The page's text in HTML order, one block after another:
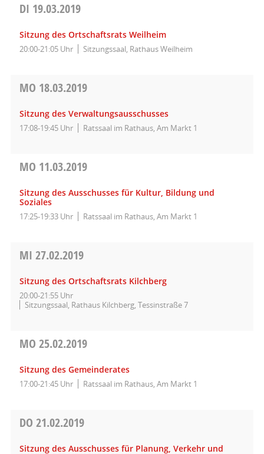
DI 19.03.2019
Sitzung des Ortschaftsrats Weilheim
20:00-21:05 Uhr Sitzungssaal, Rathaus Weilheim
MO 18.03.2019
Sitzung des Verwaltungsausschusses
17:08-19:45 Uhr Ratssaal im Rathaus, Am Markt 1
MO 11.03.2019
Sitzung des Ausschusses für Kultur, Bildung und
Soziales
17:25-19:33 Uhr Ratssaal im Rathaus, Am Markt 1
MI 27.02.2019
Sitzung des Ortschaftsrats Kilchberg
20:00-21:55 Uhr
Sitzungssaal, Rathaus Kilchberg, Tessinstraße 7
MO 25.02.2019
Sitzung des Gemeinderates
17:00-21:45 Uhr Ratssaal im Rathaus, Am Markt 1
DO 21.02.2019
Sitzung des Ausschusses für Planung, Verkehr und